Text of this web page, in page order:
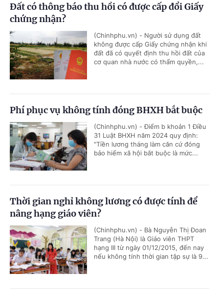
Đất có thông báo thu hồi có được cấp đổi Giấy
chứng nhận?
(Chinhphu.vn) - Người sử dụng đất
không được cấp Giấy chứng nhận khi
đất đã có quyết định thu hồi đất của
cơ quan nhà nước có thẩm quyền,...
Phí phục vụ không tính đóng BHXH bắt buộc
(Chinhphu.vn) - Điểm b khoản 1 Điều
31 Luật BHXH năm 2024 quy định:
"Tiền lương tháng làm căn cứ đóng
bảo hiểm xã hội bắt buộc là mức...
Thời gian nghỉ không lương có được tính để
nâng hạng giáo viên?
(Chinhphu.vn) - Bà Nguyễn Thị Đoan
Trang (Hà Nội) là Giáo viên THPT
hạng III từ ngày 01/12/2015, đến nay
nếu không tính thời gian tập sự là 9...